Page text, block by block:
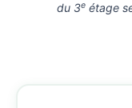
du 3eétage